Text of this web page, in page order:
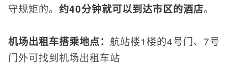
守规矩的。 约40分钟就可以到达市区的酒店。
机场出租车搭乘地点： 航站楼1楼的4号门、7号
门外可找到机场出租车站